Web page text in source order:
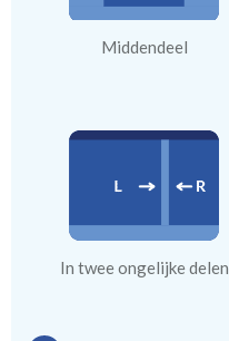
Middendeel
In twee ongelijke delen